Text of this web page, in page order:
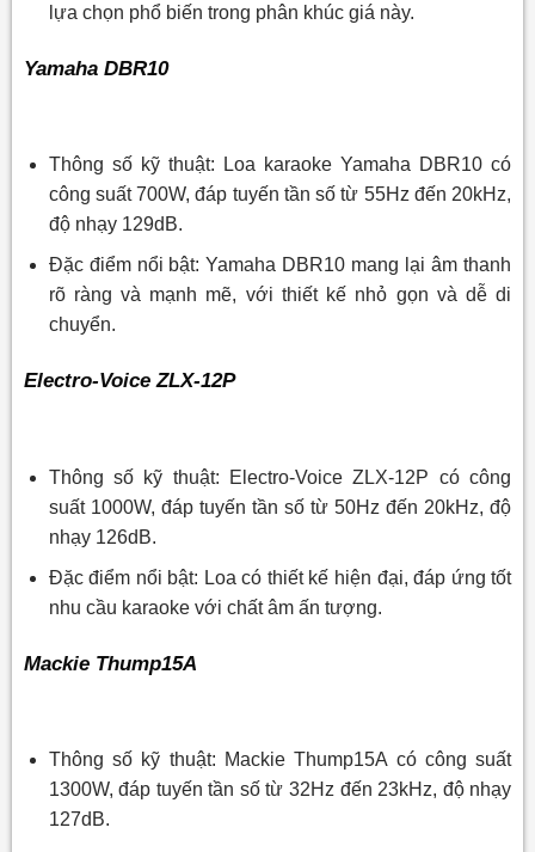
lựa chọn phổ biến trong phân khúc giá này.
Yamaha DBR10
Thông số kỹ thuật: Loa karaoke Yamaha DBR10 có
công suất 700W, đáp tuyến tần số từ 55Hz đến 20kHz,
độ nhạy 129dB.
Đặc điểm nổi bật: Yamaha DBR10 mang lại âm thanh
rõ ràng và mạnh mẽ, với thiết kế nhỏ gọn và dễ di
chuyển.
Electro-Voice ZLX-12P
Thông số kỹ thuật: Electro-Voice ZLX-12P có công
suất 1000W, đáp tuyến tần số từ 50Hz đến 20kHz, độ
nhạy 126dB.
Đặc điểm nổi bật: Loa có thiết kế hiện đại, đáp ứng tốt
nhu cầu karaoke với chất âm ấn tượng.
Mackie Thump15A
Thông số kỹ thuật: Mackie Thump15A có công suất
1300W, đáp tuyến tần số từ 32Hz đến 23kHz, độ nhạy
127dB.